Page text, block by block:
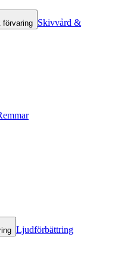
förvaring Skivvård &
Ljudförbättring